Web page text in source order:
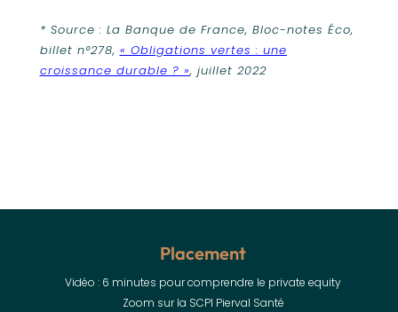
* Source : La Banque de France, Bloc-notes Éco,
billet n°278, « Obligations vertes : une
croissance durable ? », juillet 2022
Placement
Vidéo : 6 minutes pour comprendre le private equity
Zoom sur la SCPI Pierval Santé